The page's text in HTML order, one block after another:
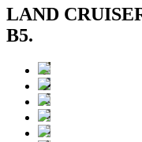
LAND
B5.